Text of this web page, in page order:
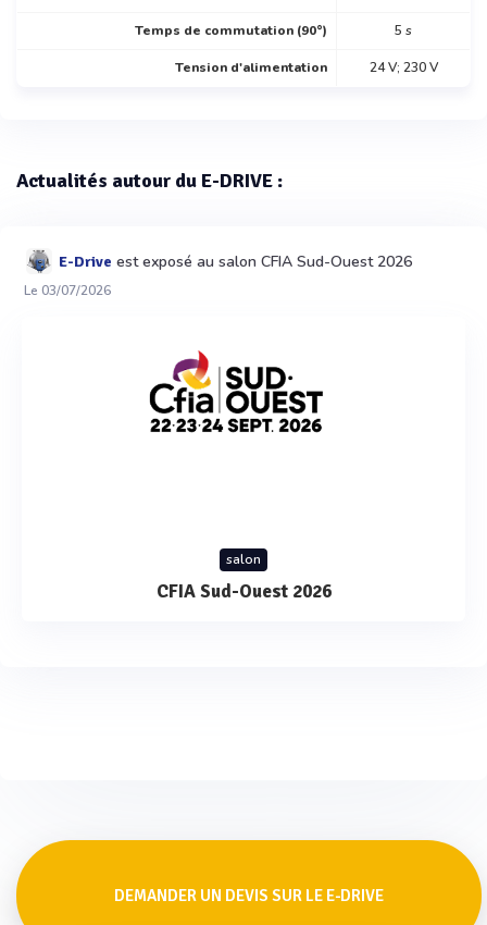
Temps de commutation (90°) 5 s
Tension d'alimentation 24 V; 230 V
Actualités autour du E-DRIVE :
E-Drive est exposé au salon CFIA Sud-Ouest 2026
Le 03/07/2026
salon
CFIA Sud-Ouest 2026
DEMANDER UN DEVIS SUR LE E-DRIVE